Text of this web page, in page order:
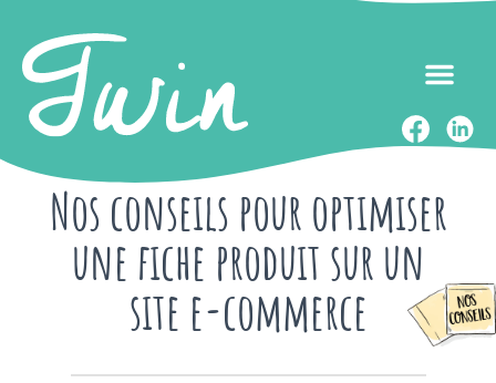
Nos conseils pour optimiser
une fiche produit sur un
site e-commerce